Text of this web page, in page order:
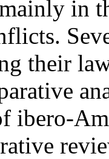
in
their
ibero-